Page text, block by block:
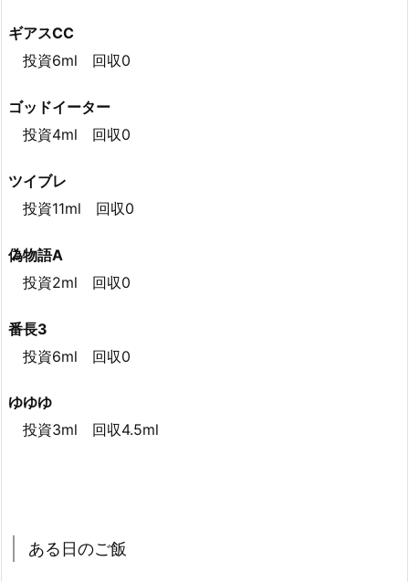
ギアスCC
投資6ml 回収0
ゴッドイーター
投資4ml 回収0
ツイブレ
投資11ml 回収0
偽物語A
投資2ml 回収0
番長3
投資6ml 回収0
ゆゆゆ
投資3ml 回収4.5ml
ある日のご飯